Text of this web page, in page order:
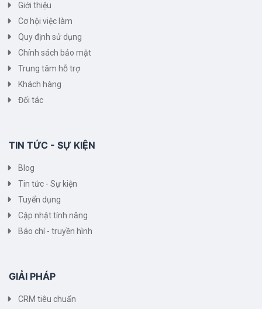
Giới thiệu
Cơ hội việc làm
Quy định sử dụng
Chính sách bảo mật
Trung tâm hỗ trợ
Khách hàng
Đối tác
TIN TỨC - SỰ KIỆN
Blog
Tin tức - Sự kiện
Tuyển dụng
Cập nhật tính năng
Báo chí - truyền hình
GIẢI PHÁP
CRM tiêu chuẩn